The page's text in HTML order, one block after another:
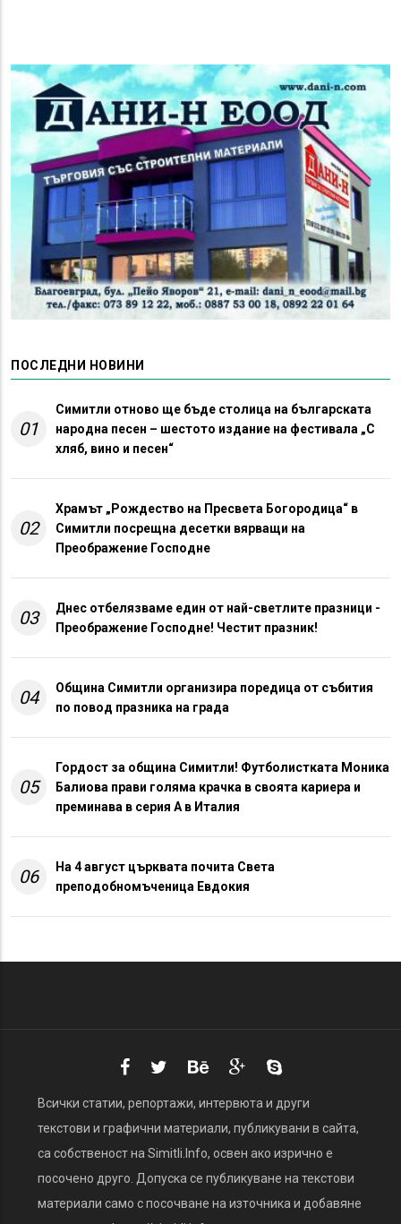
ПОСЛЕДНИ НОВИНИ
01
Симитли отново ще бъде столица на българската
народна песен – шестото издание на фестивала „С
хляб, вино и песен“
02
Храмът „Рождество на Пресвета Богородица“ в
Симитли посрещна десетки вярващи на
Преображение Господне
03
Днес отбелязваме един от най-светлите празници -
Преображение Господне! Честит празник!
04
Община Симитли организира поредица от събития
по повод празника на града
05
Гордост за община Симитли! Футболистката Моника
Балиова прави голяма крачка в своята кариера и
преминава в серия А в Италия
06
На 4 август църквата почита Света
преподобномъченица Евдокия
Всички статии, репортажи, интервюта и други
текстови и графични материали, публикувани в сайта,
са собственост на Simitli.Info, освен ако изрично е
посочено друго. Допуска се публикуване на текстови
материали само с посочване на източника и добавяне